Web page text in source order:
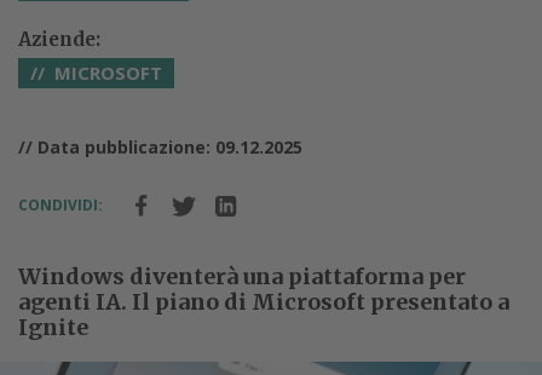
Aziende:
MICROSOFT
// Data pubblicazione: 09.12.2025
CONDIVIDI:
Windows diventerà una piattaforma per
agenti IA. Il piano di Microsoft presentato a
Ignite